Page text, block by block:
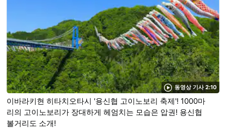
동영상 기사 2:10
이바라키현 히타치오타시 '용신협 고이노보리 축제'! 1000마
리의 고이노보리가 장대하게 헤엄치는 모습은 압권! 용신협
볼거리도 소개!